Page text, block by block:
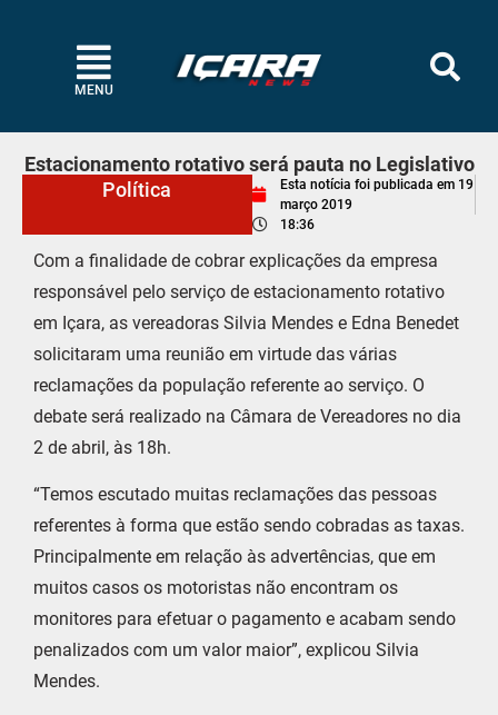
MENU
Estacionamento rotativo será pauta no Legislativo
Política
Esta notícia foi publicada em 19
março 2019
18:36
Com a finalidade de cobrar explicações da empresa
responsável pelo serviço de estacionamento rotativo
em Içara, as vereadoras Silvia Mendes e Edna Benedet
solicitaram uma reunião em virtude das várias
reclamações da população referente ao serviço. O
debate será realizado na Câmara de Vereadores no dia
2 de abril, às 18h.
“Temos escutado muitas reclamações das pessoas
referentes à forma que estão sendo cobradas as taxas.
Principalmente em relação às advertências, que em
muitos casos os motoristas não encontram os
monitores para efetuar o pagamento e acabam sendo
penalizados com um valor maior”, explicou Silvia
Mendes.